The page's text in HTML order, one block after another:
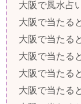
大阪で風水占
大阪で当たる
大阪で当たる
大阪で当たる
大阪で当たる
大阪で当たる